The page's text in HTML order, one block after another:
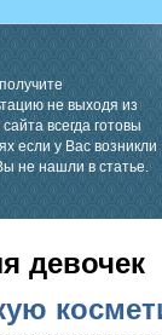
не выходя из
всегда готовы
если у Вас возникли
не нашли в статье.
девочек